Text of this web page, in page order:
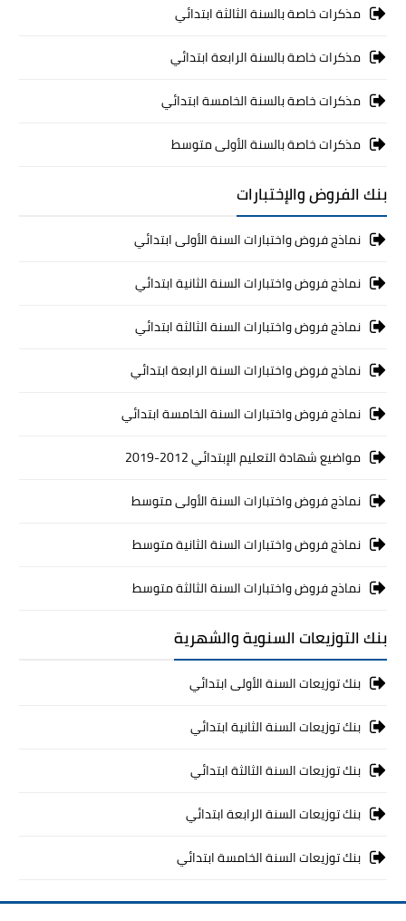
مذكرات خاصة بالسنة الثالثة ابتدائي
مذكرات خاصة بالسنة الرابعة ابتدائي
مذكرات خاصة بالسنة الخامسة ابتدائي
مذكرات خاصة بالسنة الأولى متوسط
بنك الفروض والإختبارات
نماذج فروض واختبارات السنة الأولى ابتدائي
نماذج فروض واختبارات السنة الثانية ابتدائي
نماذج فروض واختبارات السنة الثالثة ابتدائي
نماذج فروض واختبارات السنة الرابعة ابتدائي
نماذج فروض واختبارات السنة الخامسة ابتدائي
مواضيع شهادة التعليم الإبتدائي 2012-2019
نماذج فروض واختبارات السنة الأولى متوسط
نماذج فروض واختبارات السنة الثانية متوسط
نماذج فروض واختبارات السنة الثالثة متوسط
بنك التوزيعات السنوية والشهرية
بنك توزيعات السنة الأولى ابتدائي
بنك توزيعات السنة الثانية ابتدائي
بنك توزيعات السنة الثالثة ابتدائي
بنك توزيعات السنة الرابعة ابتدائي
بنك توزيعات السنة الخامسة ابتدائي